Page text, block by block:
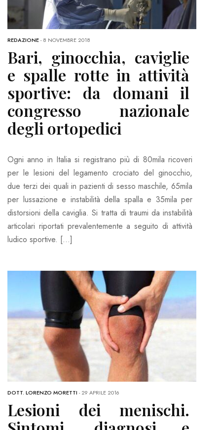
REDAZIONE-8 NOVEMBRE 2018
Bari, ginocchia, caviglie
e spalle rotte in attività
sportive: da domani il
congresso nazionale
degli ortopedici
Ogni anno in Italia si registrano più di 80mila ricoveri
per le lesioni del legamento crociato del ginocchio,
due terzi dei quali in pazienti di sesso maschile, 65mila
per lussazione e instabilità della spalla e 35mila per
distorsioni della caviglia. Si tratta di traumi da instabilità
articolari riportati prevalentemente a seguito di attività
ludico sportive. […]
DOTT. LORENZO MORETTI -29 APRILE 2016
Lesioni dei menischi.